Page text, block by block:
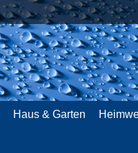
Haus & Garten